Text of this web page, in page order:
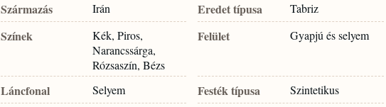
Származás Irán Eredet típusa Tabriz
Színek
Kék, Piros,
Narancssárga,
Rózsaszín, Bézs
Felület Gyapjú és selyem
Láncfonal Selyem Festék típusa Szintetikus